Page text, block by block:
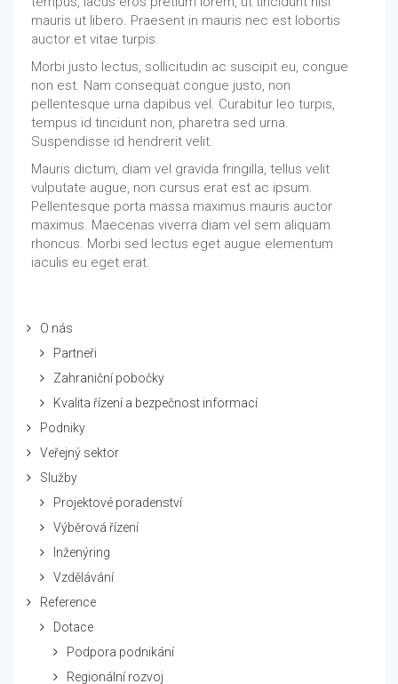
mauris ut libero. Praesent in mauris nec est lobortis
auctor et vitae turpis.
Morbi justo lectus, sollicitudin ac suscipit eu, congue
non est. Nam consequat congue justo, non
pellentesque urna dapibus vel. Curabitur leo turpis,
tempus id tincidunt non, pharetra sed urna.
Suspendisse id hendrerit velit.
Mauris dictum, diam vel gravida fringilla, tellus velit
vulputate augue, non cursus erat est ac ipsum.
Pellentesque porta massa maximus mauris auctor
maximus. Maecenas viverra diam vel sem aliquam
rhoncus. Morbi sed lectus eget augue elementum
iaculis eu eget erat.
O nás
Partneři
Zahraniční pobočky
Kvalita řízení a bezpečnost informací
Podniky
Veřejný sektor
Služby
Projektové poradenství
Výběrová řízení
Inženýring
Vzdělávání
Reference
Dotace
Podpora podnikání
Regionální rozvoj